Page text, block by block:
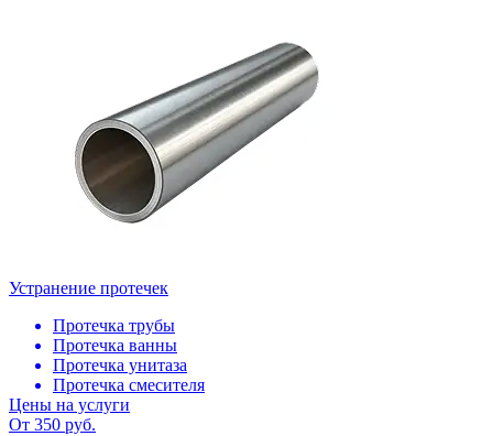
Устранение протечек
Протечка трубы
Протечка ванны
Протечка унитаза
Протечка смесителя
Цены на услуги
От 350 руб.